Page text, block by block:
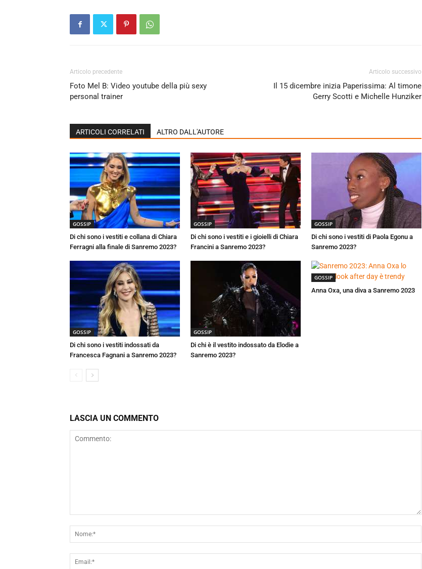
Articolo precedente
Foto Mel B: Video youtube della più sexy
personal trainer
Articolo successivo
Il 15 dicembre inizia Paperissima: Al timone
Gerry Scotti e Michelle Hunziker
ARTICOLI CORRELATI ALTRO DALL'AUTORE
GOSSIP
Di chi sono i vestiti e collana di Chiara
Ferragni alla finale di Sanremo 2023?
GOSSIP
Di chi sono i vestiti e i gioielli di Chiara
Francini a Sanremo 2023?
GOSSIP
Di chi sono i vestiti di Paola Egonu a
Sanremo 2023?
GOSSIP
Di chi sono i vestiti indossati da
Francesca Fagnani a Sanremo 2023?
GOSSIP
Di chi è il vestito indossato da Elodie a
Sanremo 2023?
GOSSIP
Anna Oxa, una diva a Sanremo 2023
LASCIA UN COMMENTO